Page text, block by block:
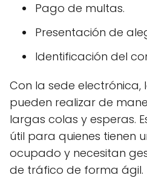
Pago de multas.
Presentación de
Identificación del
Con la sede electrónica,
pueden realizar de
largas colas y esperas.
útil para quienes tienen
ocupado y necesitan
de tráfico de forma ágil.